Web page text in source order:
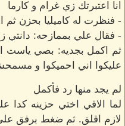
انا اعتبرتك زي غرام و كارما
- فنظرت له كاميليا بحزن ثم
- فقال علي بممازحه: دانتي
ثم اكمل بجديه: بصي ياست
عليكوا اني احميكوا و
لم يجد منها رد فأكمل
لما الاقي اختي حزينه كدا
لازم اقلق. ثم ضغط برفق